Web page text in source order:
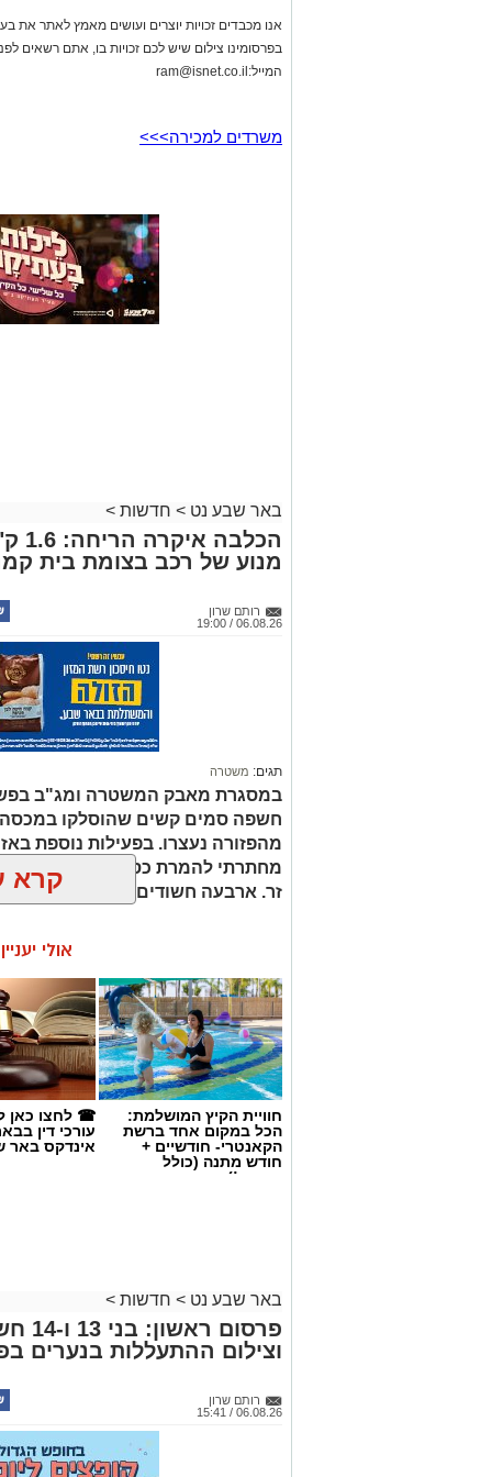
אנו מכבדים זכויות יוצרים ועושים מאמץ לאתר את
בפרסומינו צילום שיש לכם זכויות בו, אתם רשאים
המייל: ram@isnet.co.il
משרדים למכירה>>>
באר שבע נט > חדשות >
מנוע של רכב בצומת בית
רותם שרון
06.08.26 / 19:00
תגים: משטרה
במסגרת מאבק המשטרה ומג"ב
חשפה סמים קשים שהוסלקו במכסה
מהפזורה נעצרו. בפעילות נוספת
מחתרתי להמרת כספים שנוהל
זר. ארבעה חשודים נעצרו בסך הכל.
קרדיט: משטרת ישראל
שוטרי המחוז הדרומי
מג"ב ממשיכים להנחית
בנגב, עם שתי תפיסות
האחרונות. במסגרת
כוחות מג"ב יחד עם
קרא
אולי
חוויית הקיץ המושלמת:
הכל במקום אחד ברשת
הקאנטרי- חודשיים +
חודש מתנה (כולל
החגים!)
☎ לחצו כאן
עורכי דין
אינדקס באר
באר שבע נט > חדשות >
וצילום ההתעללות בנערים
רותם שרון
06.08.26 / 15:41